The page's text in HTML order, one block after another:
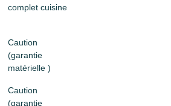
complet cuisine
Caution
(garantie
matérielle )
Caution
(garantie